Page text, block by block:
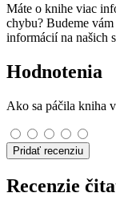
Máte o knihe viac
chybu? Budeme
informácií na našich
Hodnotenia
Ako sa páčila kniha
Pridať recenziu
Recenzie